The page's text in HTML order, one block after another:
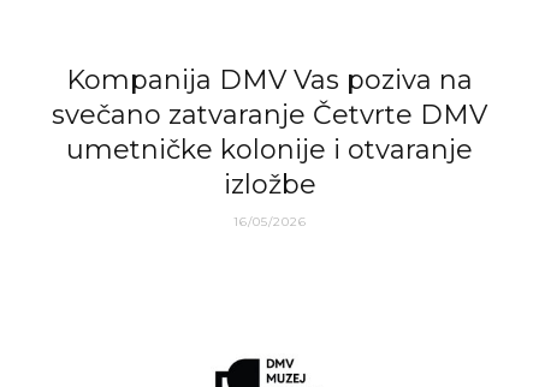
Kompanija DMV Vas poziva na
svečano zatvaranje Četvrte DMV
umetničke kolonije i otvaranje
izložbe
16/05/2026